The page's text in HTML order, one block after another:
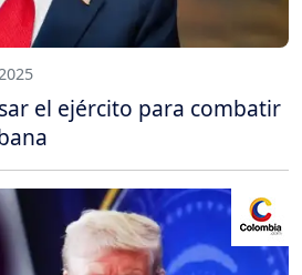
el ejército para combatir